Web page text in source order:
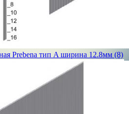
Prebena тип A ширина 12.8мм (8)